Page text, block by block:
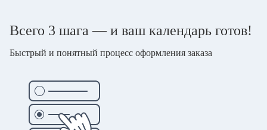
Всего 3 шага — и ваш календарь готов!
Быстрый и понятный процесс оформления заказа